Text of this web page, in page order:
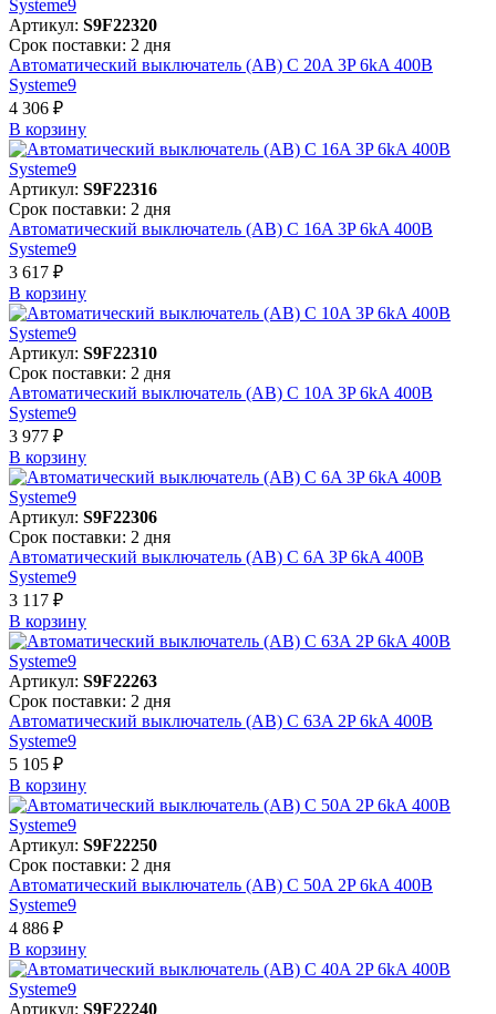
Артикул: S9F22320
Срок поставки: 2 дня
Автоматический выключатель (АВ) C 20A 3P 6kA 400В
Systeme9
4 306 ₽
В корзинy
Артикул: S9F22316
Срок поставки: 2 дня
Автоматический выключатель (АВ) C 16A 3P 6kA 400В
Systeme9
3 617 ₽
В корзинy
Артикул: S9F22310
Срок поставки: 2 дня
Автоматический выключатель (АВ) C 10A 3P 6kA 400В
Systeme9
3 977 ₽
В корзинy
Артикул: S9F22306
Срок поставки: 2 дня
Автоматический выключатель (АВ) C 6A 3P 6kA 400В
Systeme9
3 117 ₽
В корзинy
Артикул: S9F22263
Срок поставки: 2 дня
Автоматический выключатель (АВ) C 63A 2P 6kA 400В
Systeme9
5 105 ₽
В корзинy
Артикул: S9F22250
Срок поставки: 2 дня
Автоматический выключатель (АВ) C 50A 2P 6kA 400В
Systeme9
4 886 ₽
В корзинy
Артикул: S9F22240